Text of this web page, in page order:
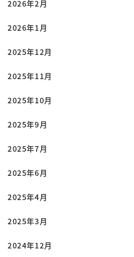
2026年2月
2026年1月
2025年12月
2025年11月
2025年10月
2025年9月
2025年7月
2025年6月
2025年4月
2025年3月
2024年12月